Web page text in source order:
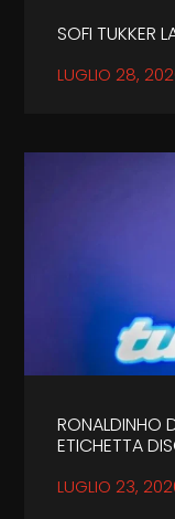
SOFI TUKKER
LUGLIO 28,
RONALDINHO
ETICHETTA
LUGLIO 23,